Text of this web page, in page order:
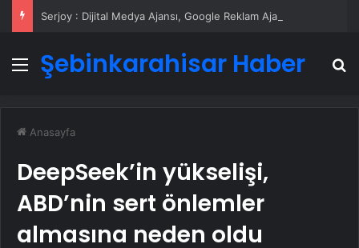
Menü
Şebinkarahisar Haber
Anasayfa
DeepSeek’in yükselişi,
ABD’nin sert önlemler
almasına neden oldu